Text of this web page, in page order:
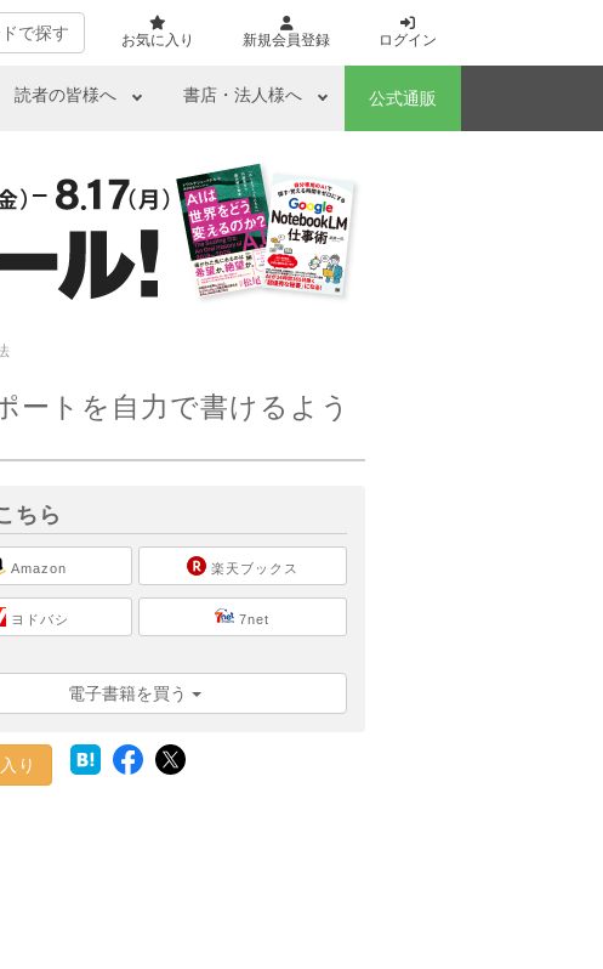
で探す お気に入り 新規会員登録 ログイン
読者の皆様へ 書店・法人様へ 公式通販
ートを自力で書けるよう
ちら
Amazon
ヨドバシ
楽天ブックス
7net
電子書籍を買う
り